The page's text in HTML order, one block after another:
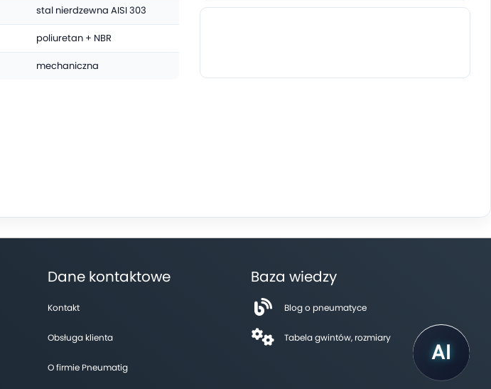
stal nierdzewna AISI 303
poliuretan + NBR
mechaniczna
Dane kontaktowe
Kontakt
Obsługa klienta
O firmie Pneumatig
Baza wiedzy
Blog o pneumatyce
Tabela gwintów, rozmiary